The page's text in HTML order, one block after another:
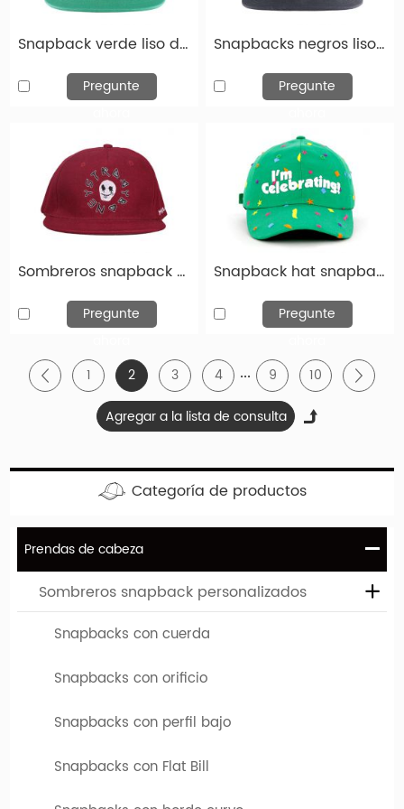
Diseña tu sombrero favorito
Si necesita sombreros Snapback de alta calidad en
línea, ha venido al lugar correcto. Hengxing Caps
Factory (hx-caps.com) le ofrece la oportunidad de
varios sombreros diferentes, que difieren tanto en el
tipo de modelo como en color. El logotipo o diseño
de su empresa se puede imprimir o bordar en estos
límites personalizados.Personaliza tu snapback
ahora!
Ventaja y servicio de la empresa
1. Mínimos de la industria-bajo:
Snapback verde liso de 6 paneles con logotipo bordado blanco
Pregunte
Snapbacks negros lisos 5 panel de panel con logotipo bordado negro
Pregunte
Sombreros snapback de gran tamaño 7 3/4 xxl sombrero para la cabeza grande
Pregunte
Snapback hat snapback snapcack verde personalizado con borde curvo
Pregunte
1
2 3 4 ... 9 10
Categoría de productos
Prendas de cabeza
Sombreros snapback personalizados
Snapbacks con cuerda
Snapbacks con orificio
Snapbacks con perfil bajo
Snapbacks con Flat Bill